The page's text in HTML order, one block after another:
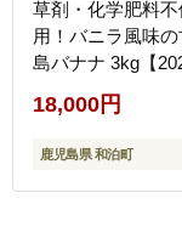
草剤・化学肥料不
用！バニラ風味の
島バナナ 3kg【
月上旬～2026年
旬お届け】
001u
18,000円
鹿児島県 和泊町